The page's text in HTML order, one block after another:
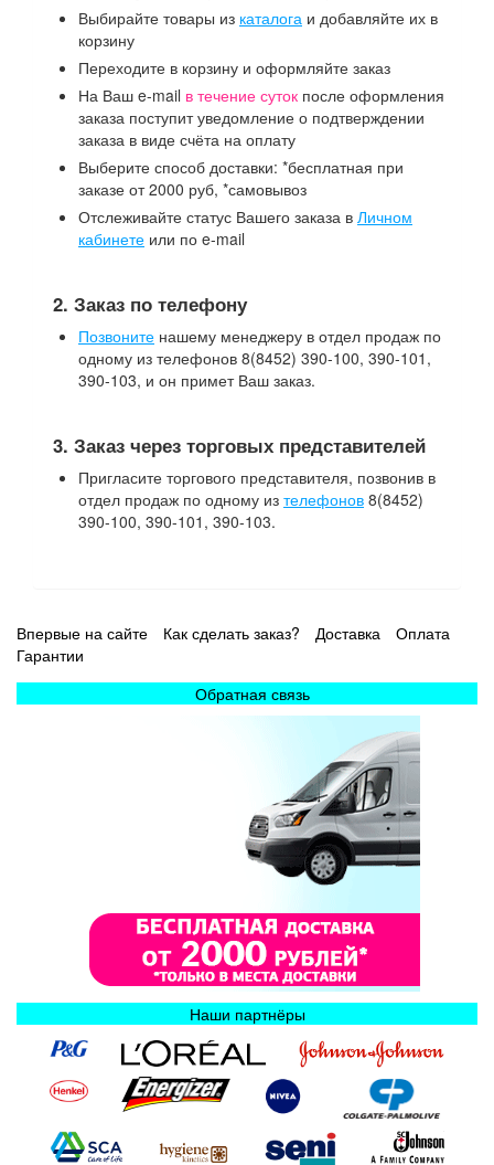
Выбирайте товары из каталога и добавляйте их в
корзину
Переходите в корзину и оформляйте заказ
На Ваш e-mail в течение суток после оформления
заказа поступит уведомление о подтверждении
заказа в виде счёта на оплату
Выберите способ доставки: *бесплатная при
заказе от 2000 руб, *самовывоз
Отслеживайте статус Вашего заказа в Личном
кабинете или по e-mail
2. Заказ по телефону
Позвоните нашему менеджеру в отдел продаж по
одному из телефонов 8(8452) 390-100, 390-101,
390-103, и он примет Ваш заказ.
3. Заказ через торговых представителей
Пригласите торгового представителя, позвонив в
отдел продаж по одному из телефонов 8(8452)
390-100, 390-101, 390-103.
Впервые на сайте Как сделать заказ? Доставка
Оплата
Гарантии
Обратная связь
Наши партнёры